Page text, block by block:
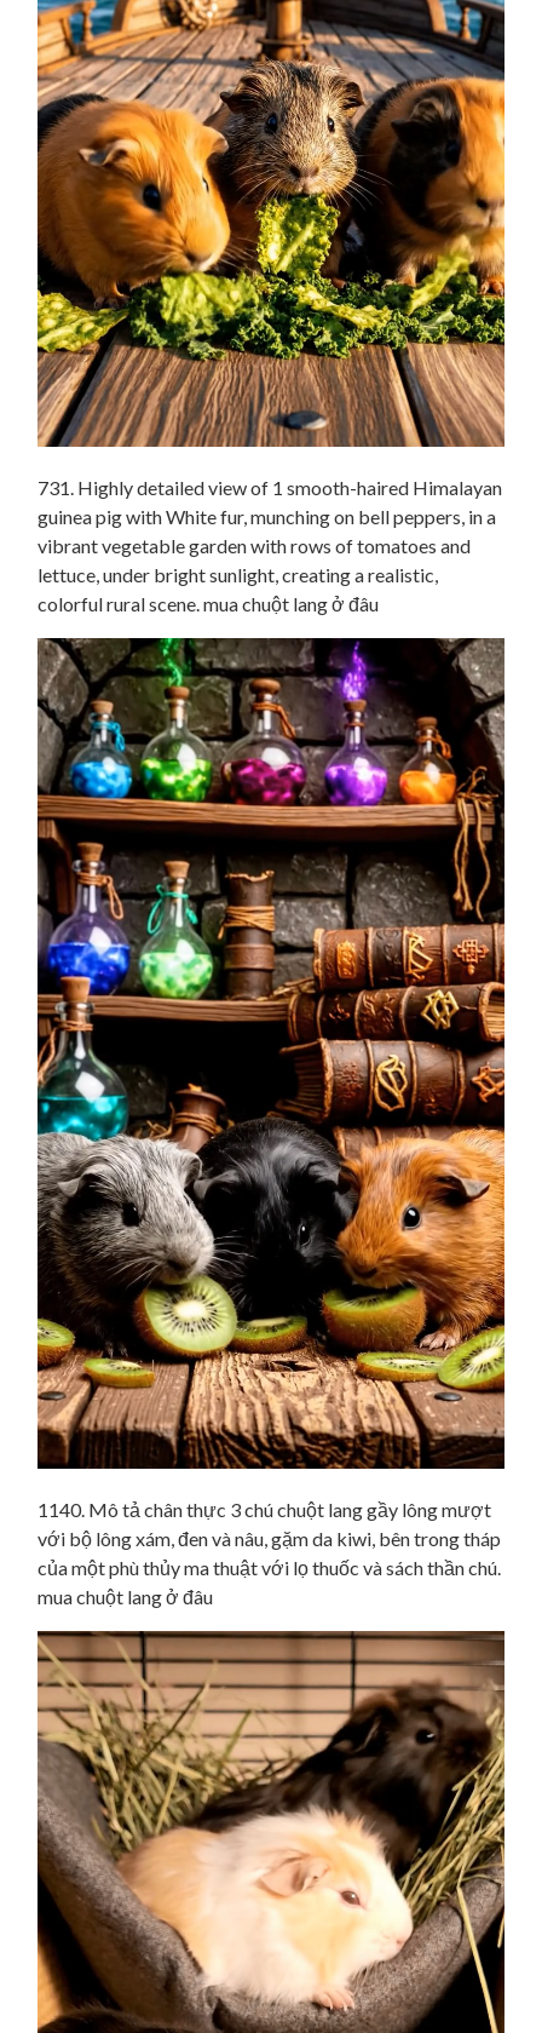
731. Highly detailed view of 1 smooth-haired Himalayan
guinea pig with White fur, munching on bell peppers, in a
vibrant vegetable garden with rows of tomatoes and
lettuce, under bright sunlight, creating a realistic,
colorful rural scene. mua chuột lang ở đâu
1140. Mô tả chân thực 3 chú chuột lang gầy lông mượt
với bộ lông xám, đen và nâu, gặm da kiwi, bên trong tháp
của một phù thủy ma thuật với lọ thuốc và sách thần chú.
mua chuột lang ở đâu